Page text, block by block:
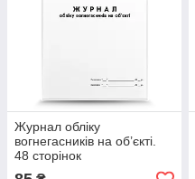
Журнал обліку
вогнегасників на об’єкті.
48 сторінок